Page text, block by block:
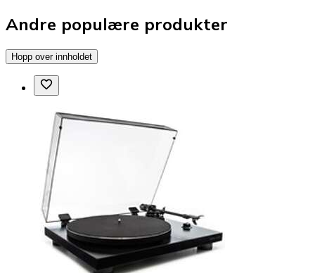
Andre populære produkter
Hopp over innholdet